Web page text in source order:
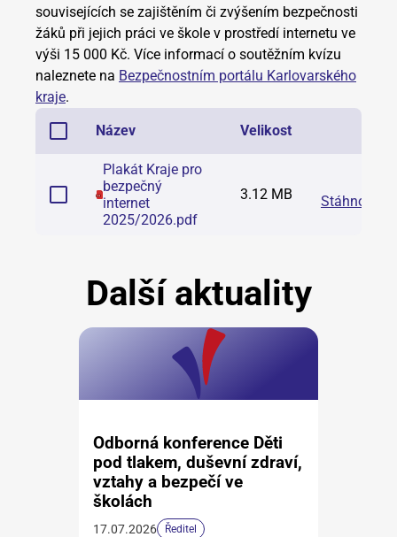
souvisejících se zajištěním či zvýšením bezpečnosti
žáků při jejich práci ve škole v prostředí internetu ve
výši 15 000 Kč. Více informací o soutěžním kvízu
naleznete na Bezpečnostním portálu Karlovarského
kraje.
Název
Velikost
Plakát Kraje pro
bezpečný
internet
2025/2026.pdf
3.12 MB Stáhnout
Další aktuality
Odborná konference Děti
pod tlakem, duševní zdraví,
vztahy a bezpečí ve
školách
17.07.2026 Ředitel